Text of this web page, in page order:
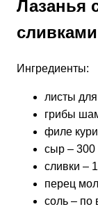
Лазанья
сливками
Ингредиенты:
листы
грибы
филе
сыр – 300
сливки –
перец
соль – по